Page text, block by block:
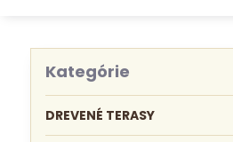
Kategórie
DREVENÉ TERASY